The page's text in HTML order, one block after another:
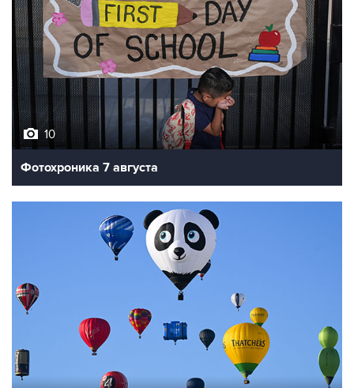
10
Фотохроника 7 августа